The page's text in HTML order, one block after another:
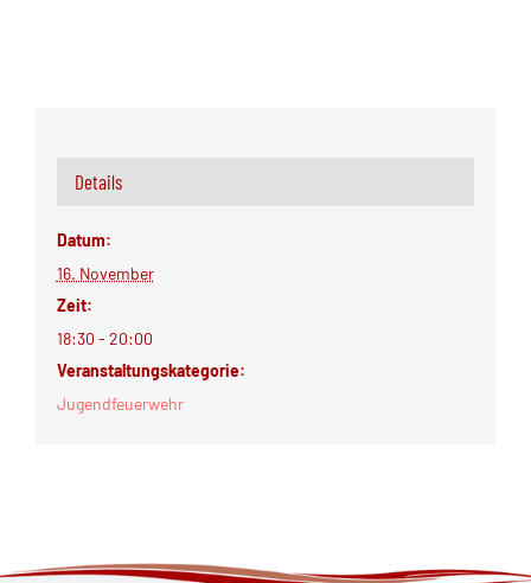
Details
Datum:
16. November
Zeit:
18:30 - 20:00
Veranstaltungskategorie:
Jugendfeuerwehr